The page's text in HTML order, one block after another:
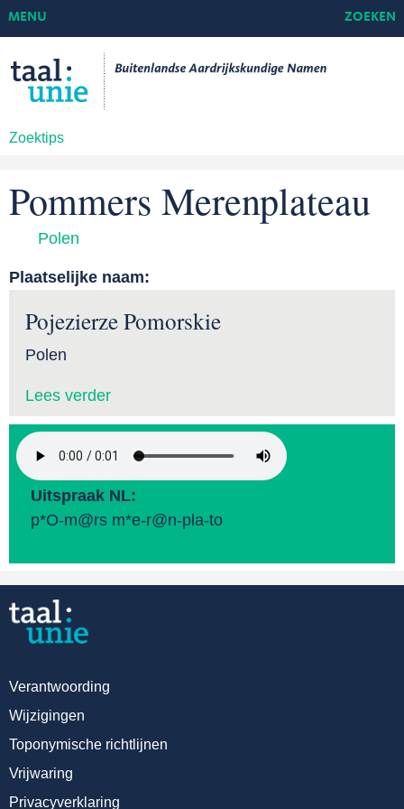
Zoektips
MENU ZOEKEN
Pommers Merenplateau
Polen
Plaatselijke naam:
Pojezierze Pomorskie
Polen
Lees verder
Uitspraak NL:
p*O-m@rs m*e-r@n-pla-to
Verantwoording
Wijzigingen
Toponymische richtlijnen
Vrijwaring
Privacyverklaring